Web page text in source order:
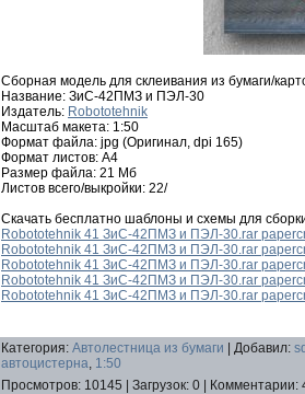
Сборная модель для склеивания из бумаги/
Название: ЗиС-42ПМЗ и ПЭЛ-30
Издатель: Robototehnik
Масштаб макета: 1:50
Формат файла: jpg (Оригинал, dpi 165)
Формат листов: A4
Размер файла: 21 Мб
Листов всего/выкройки: 22/
Скачать бесплатно шаблоны и схемы для
Robototehnik 41 ЗиС-42ПМЗ и ПЭЛ-30.rar
Robototehnik 41 ЗиС-42ПМЗ и ПЭЛ-30.rar
Robototehnik 41 ЗиС-42ПМЗ и ПЭЛ-30.rar
Robototehnik 41 ЗиС-42ПМЗ и ПЭЛ-30.rar
Robototehnik 41 ЗиС-42ПМЗ и ПЭЛ-30.rar
Категория: Автолестница из бумаги Добавил:
автоцистерна, 1:50
Просмотров: 10145 Загрузок: 0 Комментарии: